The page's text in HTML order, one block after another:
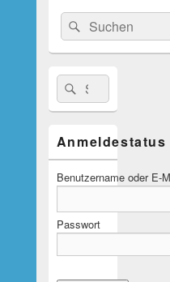
Suche
nach:
Suchen
Suche
nach:
Suchen
Anmeldestatus
Benutzername oder E-
Passwort